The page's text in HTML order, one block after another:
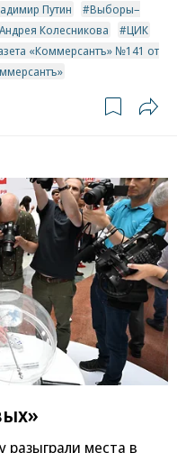
Путин
Выборы–
Колесникова
ЦИК
«Коммерсантъ» №141 от
разыграли места в